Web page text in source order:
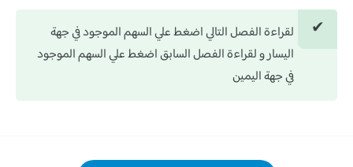
لقراءة الفصل التالي اضغط علي السهم الموجود في جهة
اليسار و لقراءة الفصل السابق اضغط علي السهم الموجود
في جهة اليمين